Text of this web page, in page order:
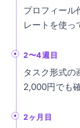
プロフィール
レートを使っ
2〜4週目
タスク形式の
2,000円でも
2ヶ月目